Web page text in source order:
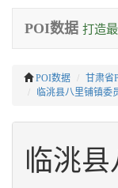
POI数据 打造
POI数据 甘肃省
临洮县八里铺镇委
临洮